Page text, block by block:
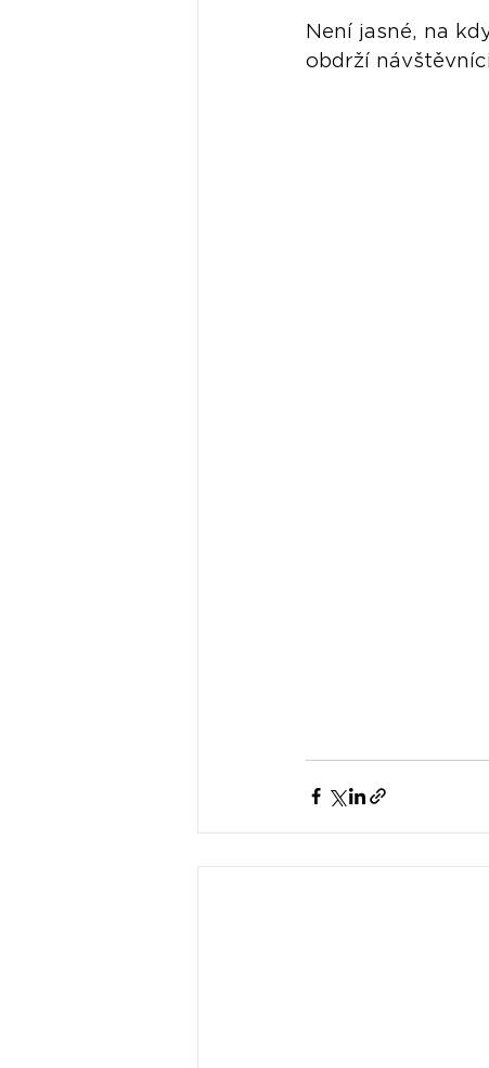
Není jasné, na
obdrží